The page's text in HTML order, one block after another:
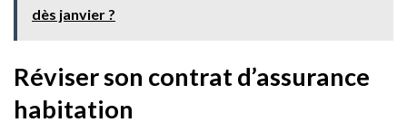
dès janvier ?
Réviser son contrat d’assurance
habitation